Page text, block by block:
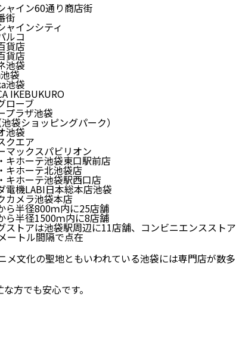
ャイン60通り商店街
街
ャインシティ
ルコ
貨店
貨店
池袋
袋
池袋
IKEBUKURO
ローブ
プラザ池袋
池袋ショッピングパーク）
池袋
クエア
マックスパビリオン
キホーテ池袋東口駅前店
キホーテ北池袋店
キホーテ池袋駅西口店
電機LABI日本総本店池袋
カメラ池袋本店
ら半径800ｍ内に25店舗
ら半径1500ｍ内に8店舗
ストアは池袋駅周辺に11店舗、コンビニエンスストア
ートル間隔で点在
文化の聖地ともいわれている池袋には専門店が数多
方でも安心です。